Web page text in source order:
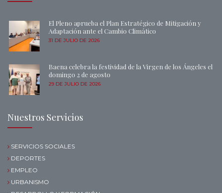
El Pleno aprueba el Plan Estratégico de Mitigación y
Adaptación ante el Cambio Climático
31 DE JULIO DE 2026
Baena celebra la festividad de la Virgen de los Ángeles el
domingo 2 de agosto
29 DE JULIO DE 2026
Nuestros Servicios
SERVICIOS SOCIALES
DEPORTES
EMPLEO
URBANISMO